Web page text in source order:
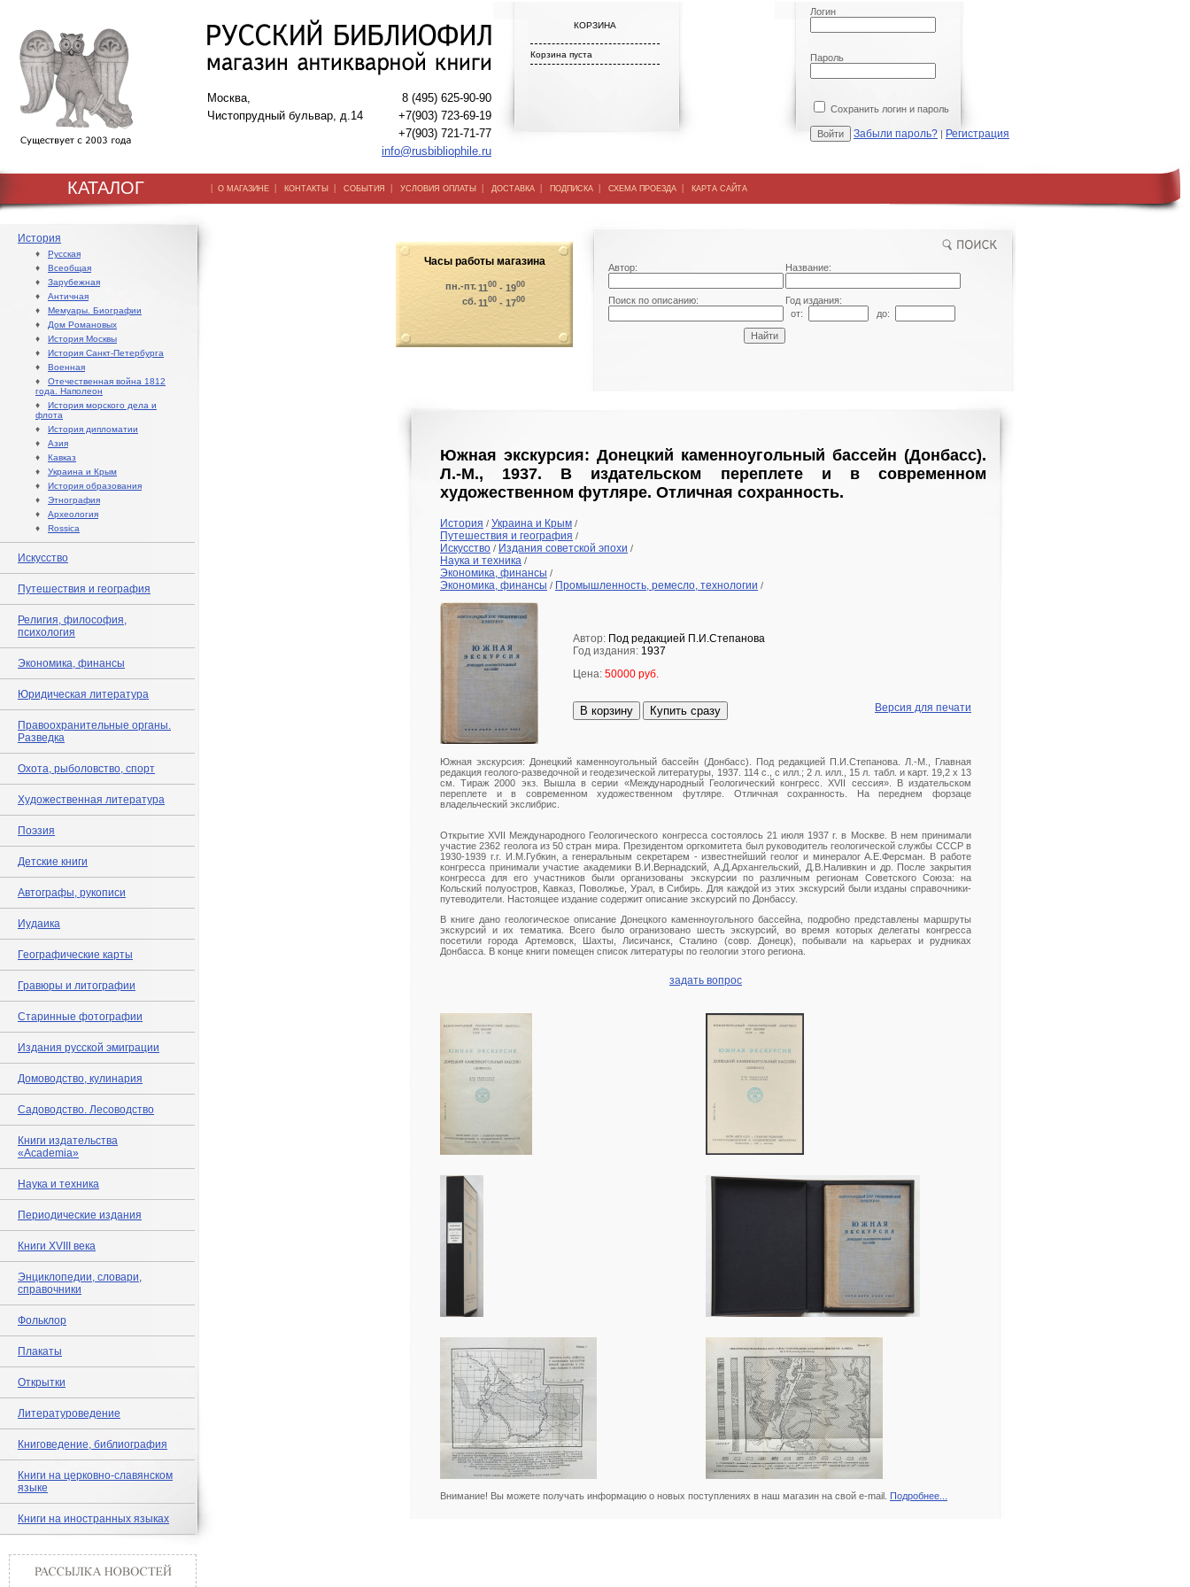
Москва,
Чистопрудный бульвар, д.14
8 (495) 625-90-90
+7(903) 723-69-19
+7(903) 721-71-77
info@rusbibliophile.ru
КОРЗИНА
Корзина пуста
Логин
Пароль
Сохранить логин и пароль
Забыли пароль? | Регистрация
КАТАЛОГ | О МАГАЗИНЕ | КОНТАКТЫ | СОБЫТИЯ | УСЛОВИЯ ОПЛАТЫ | ДОСТАВКА | ПОДПИСКА | СХЕМА ПРОЕЗДА | КАРТА САЙТА
История
♦ Русская
♦ Всеобщая
♦ Зарубежная
♦ Античная
♦ Мемуары. Биографии
♦ Дом Романовых
♦ История Москвы
♦ История Санкт-Петербурга
♦ Военная
♦ Отечественная война 1812
года. Наполеон
♦ История морского дела и
флота
♦ История дипломатии
♦ Азия
♦ Кавказ
♦ Украина и Крым
♦ История образования
♦ Этнография
♦ Археология
♦ Rossica
Искусство
Путешествия и география
Религия, философия,
психология
Экономика, финансы
Юридическая литература
Правоохранительные органы.
Разведка
Охота, рыболовство, спорт
Художественная литература
Поэзия
Детские книги
Автографы, рукописи
Иудаика
Географические карты
Гравюры и литографии
Старинные фотографии
Издания русской эмиграции
Домоводство, кулинария
Садоводство. Лесоводство
Книги издательства
«Academia»
Наука и техника
Периодические издания
Книги XVIII века
Энциклопедии, словари,
справочники
Фольклор
Плакаты
Открытки
Литературоведение
Книговедение, библиография
Книги на церковно-славянском
языке
Книги на иностранных языках
Часы работы магазина
пн.-пт.1100 - 1900
сб.1100 - 1700
Автор: Название:
Поиск по описанию:
Год издания:
от:
до:
Южная экскурсия: Донецкий каменноугольный бассейн (Донбасс).
Л.-М., 1937. В издательском переплете и в современном
художественном футляре. Отличная сохранность.
История / Украина и Крым /
Путешествия и география /
Искусство / Издания советской эпохи /
Наука и техника /
Экономика, финансы /
Экономика, финансы / Промышленность, ремесло, технологии /
Автор: Под редакцией П.И.Степанова
Год издания: 1937
Цена: 50000 руб.
В корзину Купить сразу Версия для печати
Южная экскурсия: Донецкий каменноугольный бассейн (Донбасс). Под редакцией П.И.Степанова. Л.-М., Главная
редакция геолого-разведочной и геодезической литературы, 1937. 114 с., с илл.; 2 л. илл., 15 л. табл. и карт. 19,2 х 13
см. Тираж 2000 экз. Вышла в серии «Международный Геологический конгресс. XVII сессия». В издательском
переплете и в современном художественном футляре. Отличная сохранность. На переднем форзаце
владельческий экслибрис.
Открытие XVII Международного Геологического конгресса состоялось 21 июля 1937 г. в Москве. В нем принимали
участие 2362 геолога из 50 стран мира. Президентом оргкомитета был руководитель геологической службы СССР в
1930-1939 г.г. И.М.Губкин, а генеральным секретарем - известнейший геолог и минералог А.Е.Ферсман. В работе
конгресса принимали участие академики В.И.Вернадский, А.Д.Архангельский, Д.В.Наливкин и др. После закрытия
конгресса для его участников были организованы экскурсии по различным регионам Советского Союза: на
Кольский полуостров, Кавказ, Поволжье, Урал, в Сибирь. Для каждой из этих экскурсий были изданы справочники-
путеводители. Настоящее издание содержит описание экскурсий по Донбассу.
В книге дано геологическое описание Донецкого каменноугольного бассейна, подробно представлены маршруты
экскурсий и их тематика. Всего было огранизовано шесть экскурсий, во время которых делегаты конгресса
посетили города Артемовск, Шахты, Лисичанск, Сталино (совр. Донецк), побывали на карьерах и рудниках
Донбасса. В конце книги помещен список литературы по геологии этого региона.
задать вопрос
Внимание! Вы можете получать информацию о новых поступлениях в наш магазин на свой e-mail. Подробнее...